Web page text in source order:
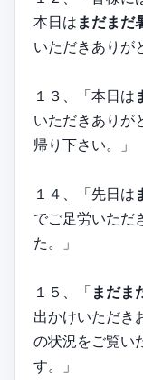
本日は まだまだ
いただきありが
１３、「本日は
いただきありが
帰り下さい。」
１４、「先日は
でご足労いただ
た。」
１５、「 まだま
出かけいただき
の状況をご覧い
す。」